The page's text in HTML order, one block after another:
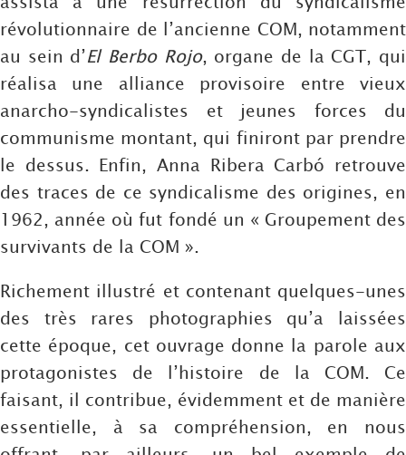
révolutionnaire de l’ancienne COM, notamment
au sein d’El Berbo Rojo, organe de la CGT, qui
réalisa une alliance provisoire entre vieux
anarcho-syndicalistes et jeunes forces du
communisme montant, qui finiront par prendre
le dessus. Enfin, Anna Ribera Carbó retrouve
des traces de ce syndicalisme des origines, en
1962, année où fut fondé un « Groupement des
survivants de la COM ».
Richement illustré et contenant quelques-unes
des très rares photographies qu’a laissées
cette époque, cet ouvrage donne la parole aux
protagonistes de l’histoire de la COM. Ce
faisant, il contribue, évidemment et de manière
essentielle, à sa compréhension, en nous